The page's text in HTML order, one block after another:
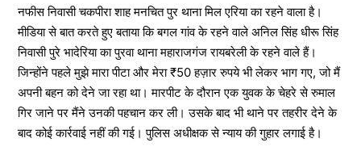
नफीस निवासी चकपीरा शाह मनचित पुर थाना मिल एरिया का रहने वाला है।
मीडिया से बात करते हुए बताया कि बगल गांव के रहने वाले अनिल सिंह धीरू सिंह
निवासी पुरे भादेरिया का पुरवा थाना महाराजगंज रायबरेली के रहने वाले हैं।
जिन्होंने पहले मुझे मारा पीटा और मेरा ₹50 हज़ार रुपये भी लेकर भाग गए, जो मैं
अपनी बहन को देने जा रहा था। मारपीट के दौरान एक युवक के चेहरे से रुमाल
गिर जाने पर मैंने उनकी पहचान कर ली। उसके बाद भी थाने पर तहरीर देने के
बाद कोई कार्रवाई नहीं की गई। पुलिस अधीक्षक से न्याय की गुहार लगाई है।